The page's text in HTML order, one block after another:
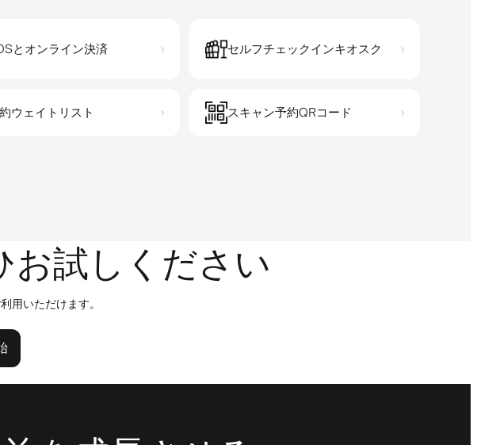
とオンライン決済 › セルフチェックインキオスク ›
ウェイトリスト › スキャン予約QRコード ›
試しください
用いただけます。